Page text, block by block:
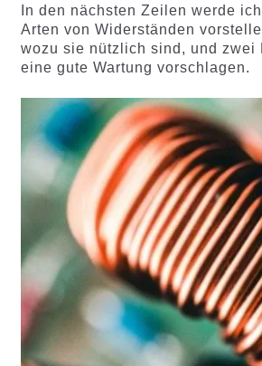
Kundenb
ewertung
en
In den nächsten Zeilen werde
Arten von Widerständen
wozu sie nützlich sind, und zwei
eine gute Wartung vorschlagen.